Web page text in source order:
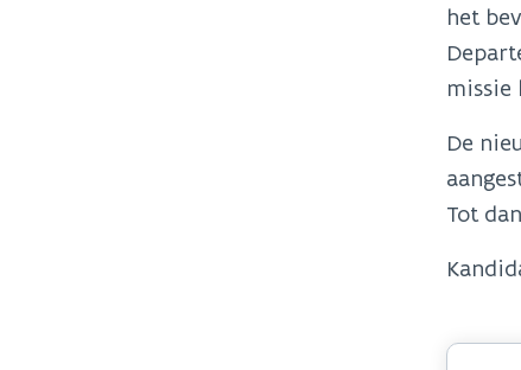
het
missie
De
Tot